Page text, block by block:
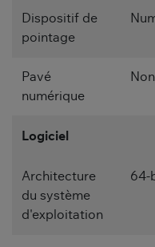
Dispositif de
pointage
Pavé
numérique
Non
Logiciel
Architecture
du système
d'exploitation
64-